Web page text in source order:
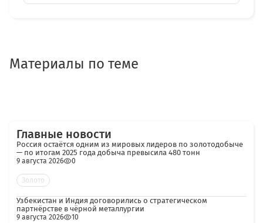
Материалы по теме
Главные новости
Россия остаётся одним из мировых лидеров по золотодобыче
— по итогам 2025 года добыча превысила 480 тонн
9 августа 2026 0
Золото
Узбекистан и Индия договорились о стратегическом
партнёрстве в чёрной металлургии
9 августа 2026 10